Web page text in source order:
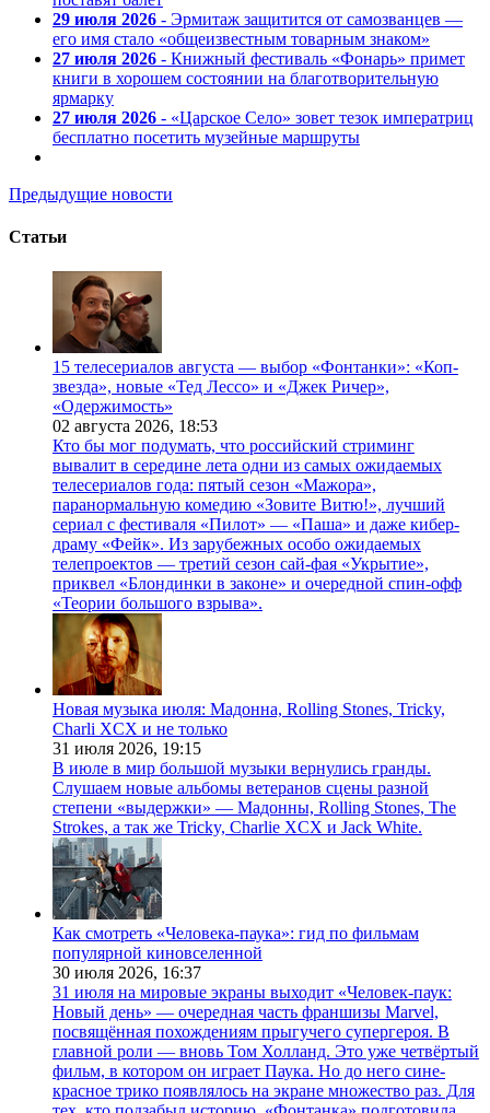
29 июля 2026 - Эрмитаж защитится от самозванцев —
его имя стало «общеизвестным товарным знаком»
27 июля 2026 - Книжный фестиваль «Фонарь» примет
книги в хорошем состоянии на благотворительную
ярмарку
27 июля 2026 - «Царское Село» зовет тезок императриц
бесплатно посетить музейные маршруты
Предыдущие новости
Статьи
15 телесериалов августа — выбор «Фонтанки»: «Коп-
звезда», новые «Тед Лессо» и «Джек Ричер»,
«Одержимость»
02 августа 2026, 18:53
Кто бы мог подумать, что российский стриминг
вывалит в середине лета одни из самых ожидаемых
телесериалов года: пятый сезон «Мажора»,
паранормальную комедию «Зовите Витю!», лучший
сериал с фестиваля «Пилот» — «Паша» и даже кибер-
драму «Фейк». Из зарубежных особо ожидаемых
телепроектов — третий сезон сай-фая «Укрытие»,
приквел «Блондинки в законе» и очередной спин-офф
«Теории большого взрыва».
Новая музыка июля: Мадонна, Rolling Stones, Tricky,
Charli XCX и не только
31 июля 2026, 19:15
В июле в мир большой музыки вернулись гранды.
Слушаем новые альбомы ветеранов сцены разной
степени «выдержки» — Мадонны, Rolling Stones, The
Strokes, а так же Tricky, Charlie XCX и Jack White.
Как смотреть «Человека-паука»: гид по фильмам
популярной киновселенной
30 июля 2026, 16:37
31 июля на мировые экраны выходит «Человек-паук:
Новый день» — очередная часть франшизы Marvel,
посвящённая похождениям прыгучего супергероя. В
главной роли — вновь Том Холланд. Это уже четвёртый
фильм, в котором он играет Паука. Но до него сине-
красное трико появлялось на экране множество раз. Для